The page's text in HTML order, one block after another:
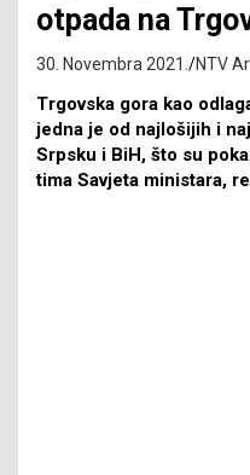
otpada na
30. Novembra 2021. NTV
Trgovska gora kao
jedna je od najlošijih i
Srpsku i BiH, što su
tima Savjeta ministara,